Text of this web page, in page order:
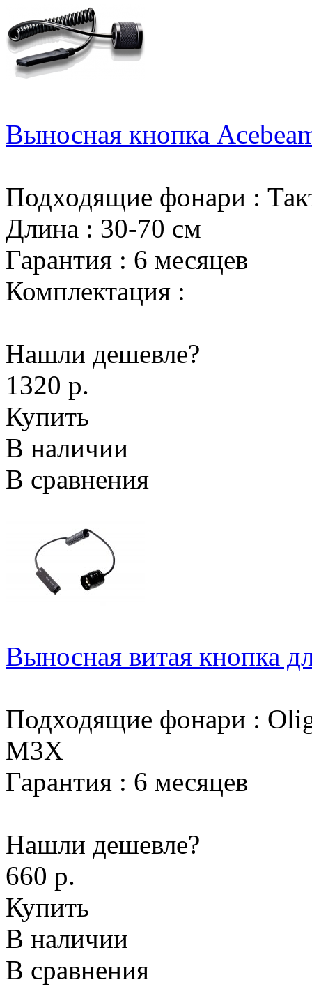
Выносная кнопка
Подходящие фонари :
Длина : 30-70 см
Гарантия : 6 месяцев
Комплектация :
Нашли дешевле?
1320 р.
Купить
В наличии
В сравнения
Выносная витая кнопка
Подходящие фонари :
M3X
Гарантия : 6 месяцев
Нашли дешевле?
660 р.
Купить
В наличии
В сравнения